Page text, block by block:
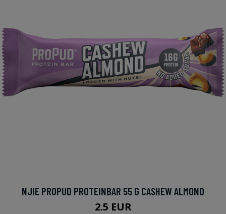
NJIE PROPUD PROTEINBAR 55 G CASHEW ALMOND
2.5 EUR